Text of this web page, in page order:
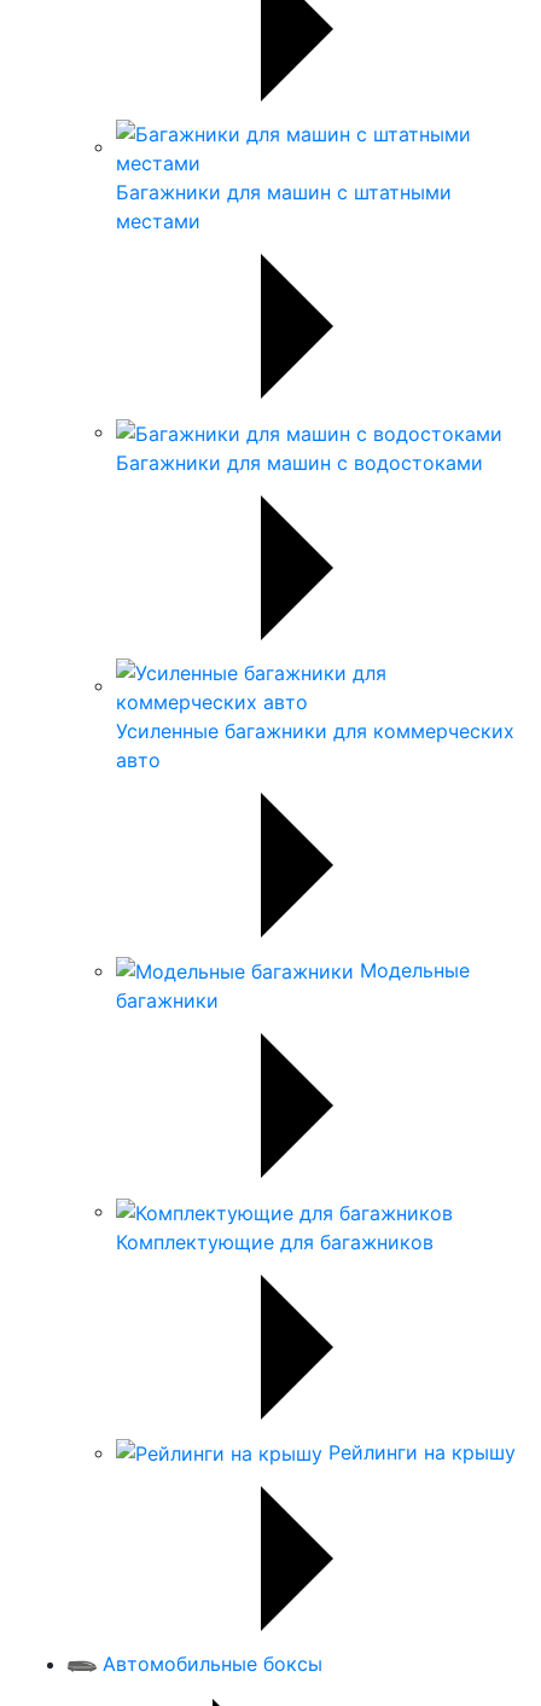
Багажники для машин с штатными
местами
Багажники для машин с водостоками
Усиленные багажники для коммерческих
авто
Модельные
багажники
Комплектующие для багажников
Рейлинги на крышу
Автомобильные боксы